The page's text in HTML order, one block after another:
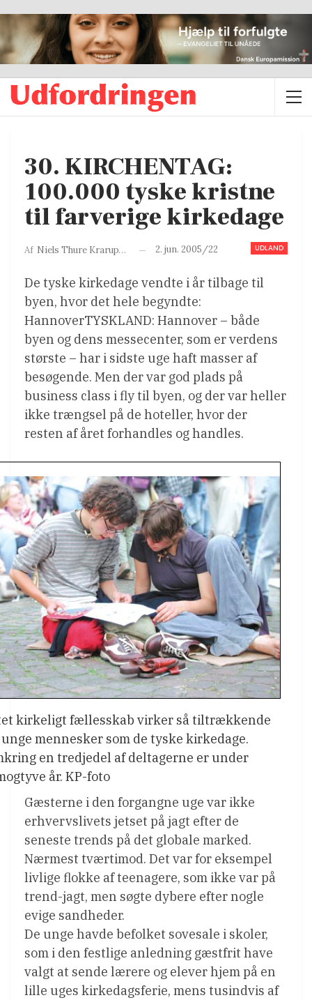
30. KIRCHENTAG:
100.000 tyske kristne
til farverige kirkedage
UDLAND
Af Niels Thure Krarup/KP 2. jun. 2005/22
De tyske kirkedage vendte i år tilbage til
byen, hvor det hele begyndte:
HannoverTYSKLAND: Hannover – både
byen og dens messecenter, som er verdens
største – har i sidste uge haft masser af
besøgende. Men der var god plads på
business class i fly til byen, og der var heller
ikke trængsel på de hoteller, hvor der
resten af året forhandles og handles.
kirkeligt fællesskab virker så tiltrækkende
mennesker som de tyske kirkedage.
en tredjedel af deltagerne er under
år. KP-foto
Gæsterne i den forgangne uge var ikke
erhvervslivets jetset på jagt efter de
seneste trends på det globale marked.
Nærmest tværtimod. Det var for eksempel
livlige flokke af teenagere, som ikke var på
trend-jagt, men søgte dybere efter nogle
evige sandheder.
De unge havde befolket sovesale i skoler,
som i den festlige anledning gæstfrit have
valgt at sende lærere og elever hjem på en
lille uges kirkedagsferie, mens tusindvis af